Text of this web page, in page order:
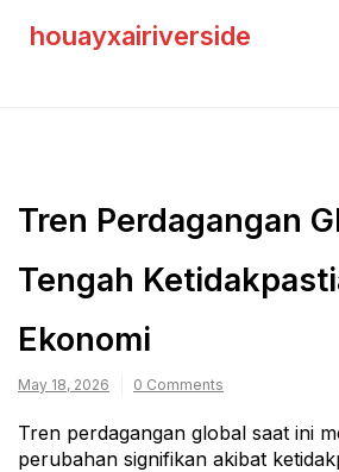
houayxairiverside
Tren Perdagangan
Tengah
Ekonomi
May 18, 2026 0 Comments
Tren perdagangan global saat ini
perubahan signifikan akibat